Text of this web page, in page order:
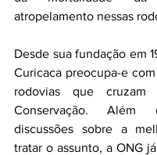
atropelamento nessas
Desde sua fundação em
Curicaca preocupa-e
rodovias que cruzam
Conservação. Além
discussões sobre a
tratar o assunto, a ONG